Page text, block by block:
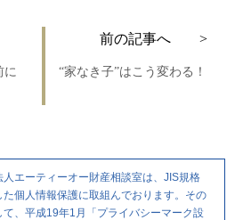
に
去
前の記事へ >
“家なき子”はこう変わる！
人エーティーオー財産相談室は、JIS規格
た個人情報保護に取組んでおります。その
て、平成19年1月「プライバシーマーク設